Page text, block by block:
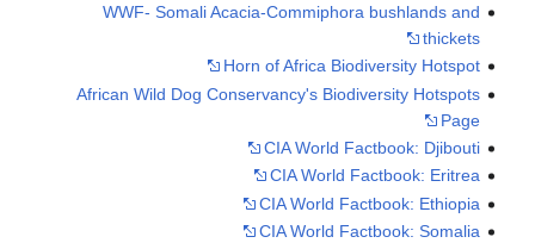
WWF- Somali Acacia-Commiphora bushlands and
thickets
Horn of Africa Biodiversity Hotspot
African Wild Dog Conservancy's Biodiversity Hotspots
Page
CIA World Factbook: Djibouti
CIA World Factbook: Eritrea
CIA World Factbook: Ethiopia
CIA World Factbook: Somalia